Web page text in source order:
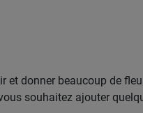
donner beaucoup de
souhaitez ajouter